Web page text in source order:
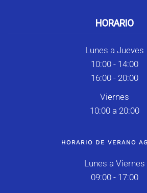
HORARIO
Lunes a Jueves
10:00 - 14:00
16:00 - 20:00
Viernes
10:00 a 20:00
HORARIO DE VERANO
Lunes a Viernes
09:00 - 17:00